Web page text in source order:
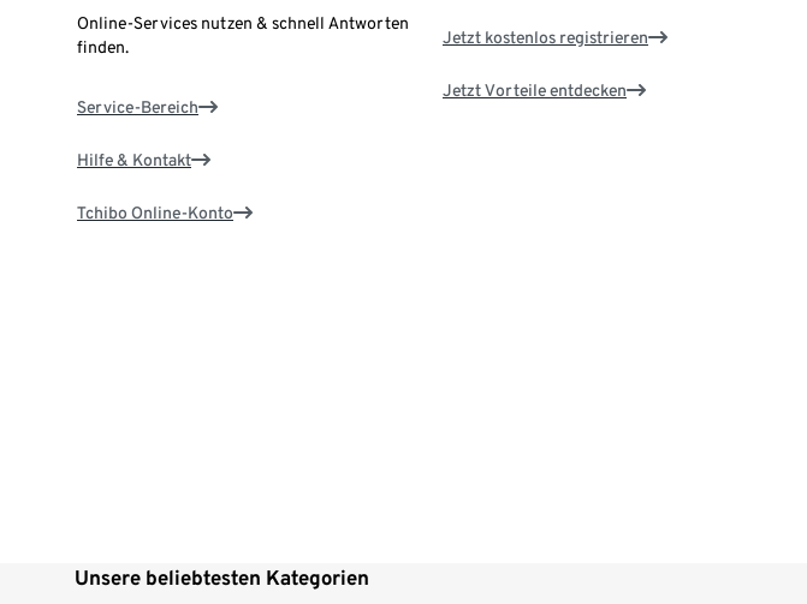
Online-Services nutzen & schnell Antworten
finden.
Service-Bereich
Hilfe & Kontakt
Tchibo Online-Konto
Jetzt kostenlos registrieren
Jetzt Vorteile entdecken
Unsere beliebtesten Kategorien